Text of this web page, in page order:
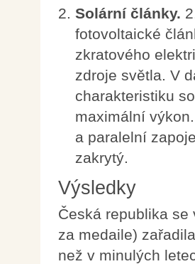
Solární články.
fotovoltaické
zkratového
zdroje světla. V
charakteristiku
maximální
a paralelní
zakrytý.
Výsledky
Česká republika
za medaile)
než v minulých